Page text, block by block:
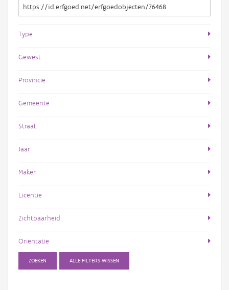
Type
Gewest
Provincie
Gemeente
Straat
Jaar
Maker
Licentie
Zichtbaarheid
Oriëntatie
ZOEKEN ALLE FILTERS WISSEN